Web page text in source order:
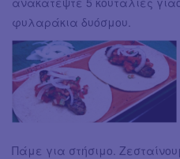
φυλαράκια δυόσμου.
Πάμε για στήσιμο.